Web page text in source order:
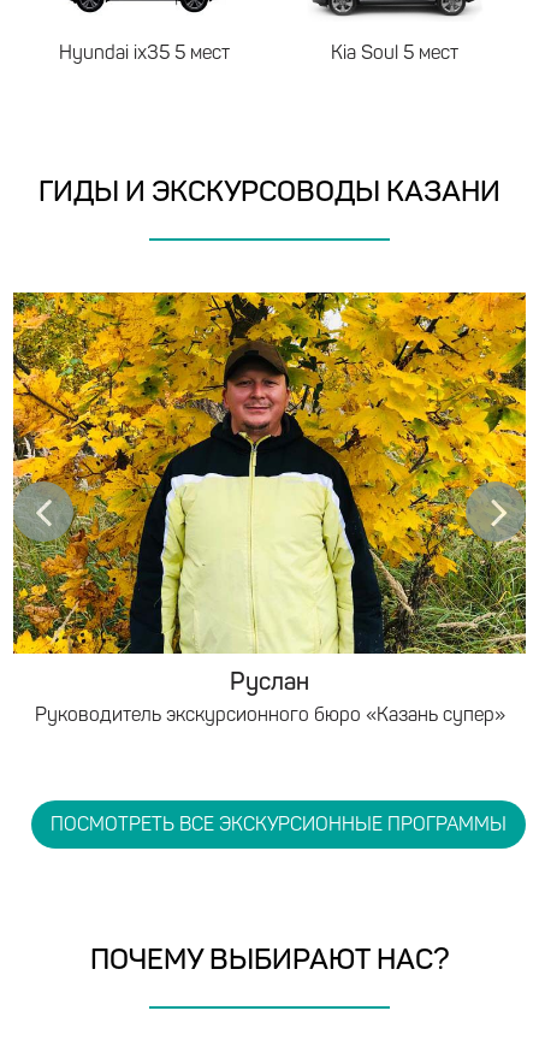
Hyundai ix35 5 мест Kia Soul 5 мест
ГИДЫ И ЭКСКУРСОВОДЫ КАЗАНИ
Руслан
Руководитель экскурсионного бюро «Казань супер»
ПОСМОТРЕТЬ ВСЕ ЭКСКУРСИОННЫЕ ПРОГРАММЫ
ПОЧЕМУ ВЫБИРАЮТ НАС?